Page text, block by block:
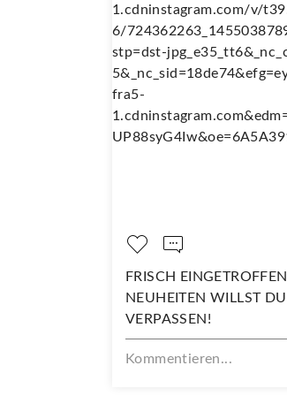
FRISCH EINGETROFFEN - DIESE
NEUHEITEN WILLST DU NICHT
VERPASSEN!
Kommentieren...